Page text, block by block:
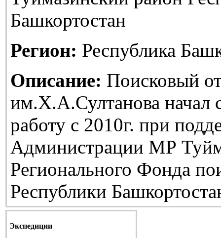
Башкортостан
Регион: Республика
Описание: Поисковый
им.Х.А.Султанова начал
работу с 2010г. при
Администрации МР
Регионального Фонда
Республики
Экспедиции